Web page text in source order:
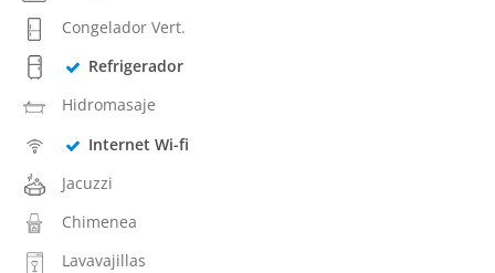
Congelador Vert.
Refrigerador
Hidromasaje
Internet Wi-fi
Jacuzzi
Chimenea
Lavavajillas